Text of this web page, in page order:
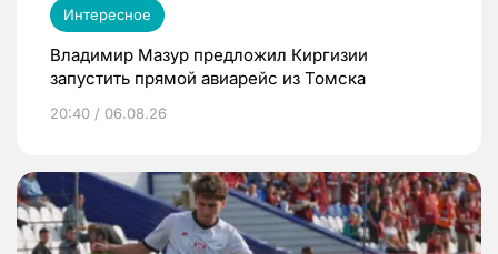
Интересное
Владимир Мазур предложил Киргизии
запустить прямой авиарейс из Томска
20:40 / 06.08.26